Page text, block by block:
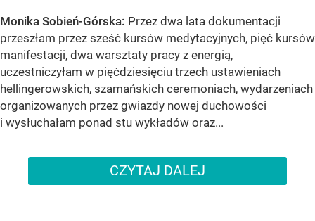
Monika Sobień-Górska: Przez dwa lata dokumentacji
przeszłam przez sześć kursów medytacyjnych, pięć kursów
manifestacji, dwa warsztaty pracy z energią,
uczestniczyłam w pięćdziesięciu trzech ustawieniach
hellingerowskich, szamańskich ceremoniach, wydarzeniach
organizowanych przez gwiazdy nowej duchowości
i wysłuchałam ponad stu wykładów oraz...
CZYTAJ DALEJ